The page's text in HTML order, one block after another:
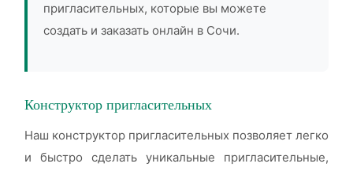
пригласительных, которые вы можете
создать и заказать онлайн в Сочи.
Конструктор пригласительных
Наш конструктор пригласительных позволяет легко
и быстро сделать уникальные пригласительные,